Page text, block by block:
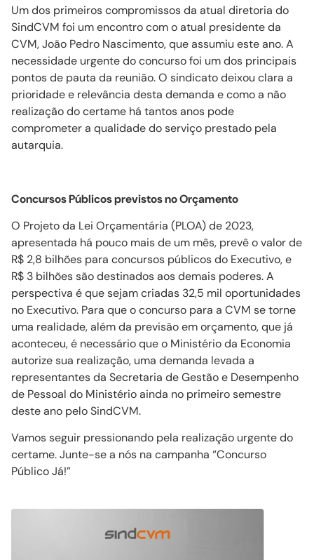
Um dos primeiros compromissos da atual diretoria do
SindCVM foi um encontro com o atual presidente da
CVM, João Pedro Nascimento, que assumiu este ano. A
necessidade urgente do concurso foi um dos principais
pontos de pauta da reunião. O sindicato deixou clara a
prioridade e relevância desta demanda e como a não
realização do certame há tantos anos pode
comprometer a qualidade do serviço prestado pela
autarquia.
Concursos Públicos previstos no Orçamento
O Projeto da Lei Orçamentária (PLOA) de 2023,
apresentada há pouco mais de um mês, prevêo valor de
R$ 2,8 bilhões para concursos públicos do Executivo, e
R$ 3 bilhões são destinados aos demais poderes.A
perspectiva é que sejam criadas 32,5 mil oportunidades
no Executivo. Para que o concurso para a CVM se torne
uma realidade, além da previsão em orçamento, que já
aconteceu, é necessário que o Ministério da Economia
autorize sua realização, uma demanda levada a
representantes da Secretaria de Gestão e Desempenho
de Pessoal do Ministério ainda no primeiro semestre
deste ano pelo SindCVM.
Vamos seguir pressionando pela realização urgente do
certame. Junte-se a nós na campanha “Concurso
Público Já!”